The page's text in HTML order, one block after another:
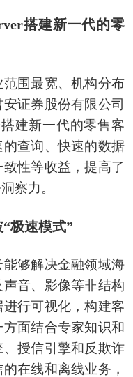
搭建新一代的零
围最宽、机构分布
证券股份有限公司
建新一代的零售客
查询、快速的数据
性等收益，提高了
察力。
极速模式”
够解决金融领域海
音、影像等非结构
行可视化，构建客
面结合专家知识和
授信引擎和反欺诈
在线和离线业务，